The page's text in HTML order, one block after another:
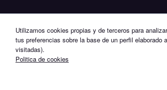
Utilizamos cookies propias y de terceros para
tus preferencias sobre la base de un perfil
visitadas).
Politica de cookies
© 2026 Cuerva Portal